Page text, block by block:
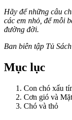
Hãy để những câu
các em nhỏ, để mỗi
đường đời.
Ban biên tập Tủ
Mục lục
Con chó xấu
Cơn gió và
Chó và thỏ